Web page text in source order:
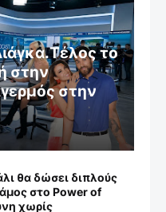
το
στην
στην
θα δώσει διπλούς
στο Power of
χωρίς